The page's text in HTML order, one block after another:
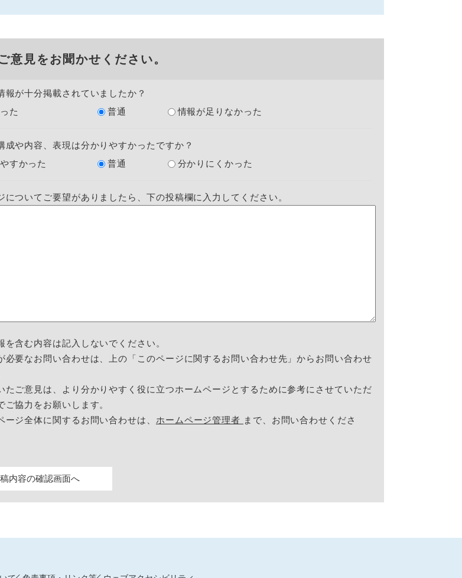
意見をお聞かせください。
報が十分掲載されていましたか？
た
普通 情報が足りなかった
成や内容、表現は分かりやすかったですか？
すかった
普通 分かりにくかった
についてご要望がありましたら、下の投稿欄に入力してください。
含む内容は記入しないでください。
必要なお問い合わせは、上の「このページに関するお問い合わせ先」からお問い合わせ
たご意見は、より分かりやすく役に立つホームページとするために参考にさせていただ
ご協力をお願いします。
ジ全体に関するお問い合わせは、 ホームページ管理者 まで、お問い合わせくださ